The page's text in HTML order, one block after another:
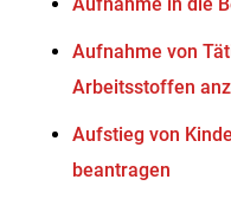
Aufnahme von
Arbeitsstoffen
Aufstieg von
beantragen